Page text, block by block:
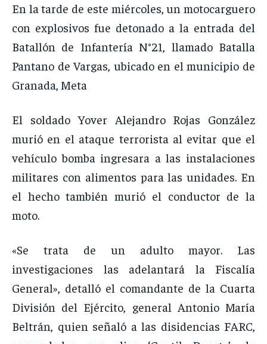
INSTITUCIONAL
PUATE CON NOSOTROS
INSTITUCIONAL
PUATE CON NOSOTROS
INSTITUCIONAL
PUATE CON NOSOTROS
INSTITUCIONAL
PUATE CON NOSOTROS
En la tarde de este miércoles, un motocarguero
con explosivos fue detonado a la entrada del
Batallón de Infantería N°21, llamado Batalla
Pantano de Vargas, ubicado en el municipio de
Granada, Meta
El soldado Yover Alejandro Rojas González
murió en el ataque terrorista al evitar que el
vehículo bomba ingresara a las instalaciones
militares con alimentos para las unidades. En
el hecho también murió el conductor de la
moto.
«Se trata de un adulto mayor. Las
investigaciones las adelantará la Fiscalía
General», detalló el comandante de la Cuarta
División del Ejército, general Antonio María
Beltrán, quien señaló a las disidencias FARC,